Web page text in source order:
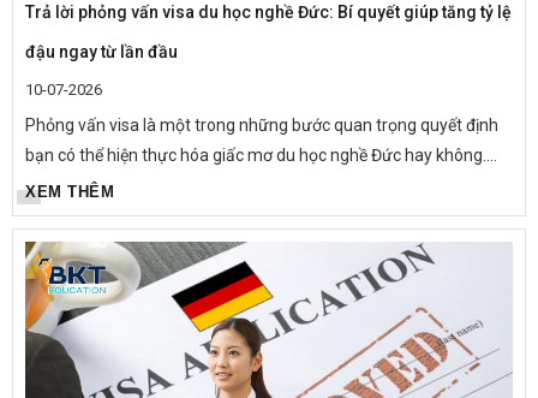
Trả lời phỏng vấn visa du học nghề Đức: Bí quyết giúp tăng tỷ lệ
đậu ngay từ lần đầu
10-07-2026
Phỏng vấn visa là một trong những bước quan trọng quyết định
bạn có thể hiện thực hóa giấc mơ du học nghề Đức hay không.
Thực tế, không ít hồ sơ được chuẩn bị đầy đủ nhưng vẫn bị từ
chối chỉ...
XEM THÊM